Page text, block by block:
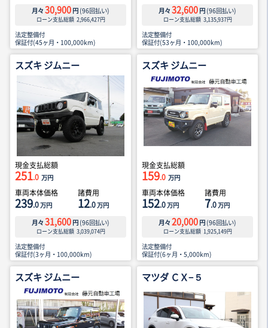
月々 30,900 円 (96回払い)
ローン支払総額 2,966,427円
法定整備付
保証付(45ヶ月・100,000km)
月々 32,600 円 (96回払い)
ローン支払総額 3,135,937円
法定整備付
保証付(53ヶ月・100,000km)
スズキ ジムニー
現金支払総額
251.0 万円
車両本体価格
239.0万円
諸費用
12.0万円
月々 31,600 円 (96回払い)
ローン支払総額 3,039,074円
法定整備付
保証付(3ヶ月・100,000km)
スズキ ジムニー
現金支払総額
159.0 万円
車両本体価格
152.0万円
諸費用
7.0万円
月々 20,000 円 (96回払い)
ローン支払総額 1,925,149円
法定整備付
保証付(6ヶ月・5,000km)
スズキ ジムニー マツダ ＣＸ−５